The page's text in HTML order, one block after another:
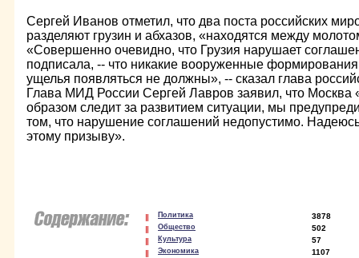
Сергей Иванов отметил, что два поста российских
разделяют грузин и абхазов, «находятся между
«Совершенно очевидно, что Грузия нарушает
подписала, -- что никакие вооруженные формирования
ущелья появляться не должны», -- сказал глава
Глава МИД России Сергей Лавров заявил, что
образом следит за развитием ситуации, мы
том, что нарушение соглашений недопустимо.
этому призыву».
Политика 3878
Общество 502
Культура 57
Экономика 1107